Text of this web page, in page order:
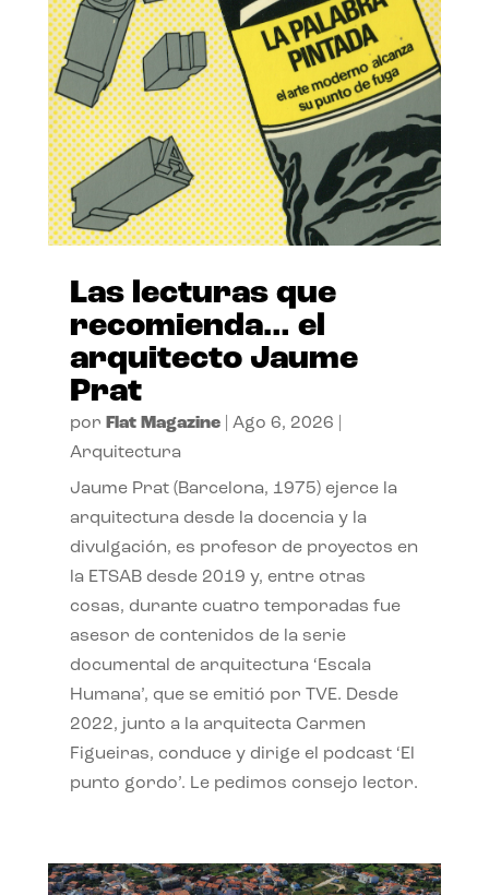
Las lecturas que
recomienda… el
arquitecto Jaume
Prat
por Flat Magazine| Ago 6, 2026
Arquitectura
Jaume Prat (Barcelona, 1975) ejerce la
arquitectura desde la docencia y la
divulgación, es profesor de proyectos en
la ETSAB desde 2019 y, entre otras
cosas, durante cuatro temporadas fue
asesor de contenidos de la serie
documental de arquitectura ‘Escala
Humana’, que se emitió por TVE. Desde
2022, junto a la arquitecta Carmen
Figueiras, conduce y dirige el podcast ‘El
punto gordo’. Le pedimos consejo lector.